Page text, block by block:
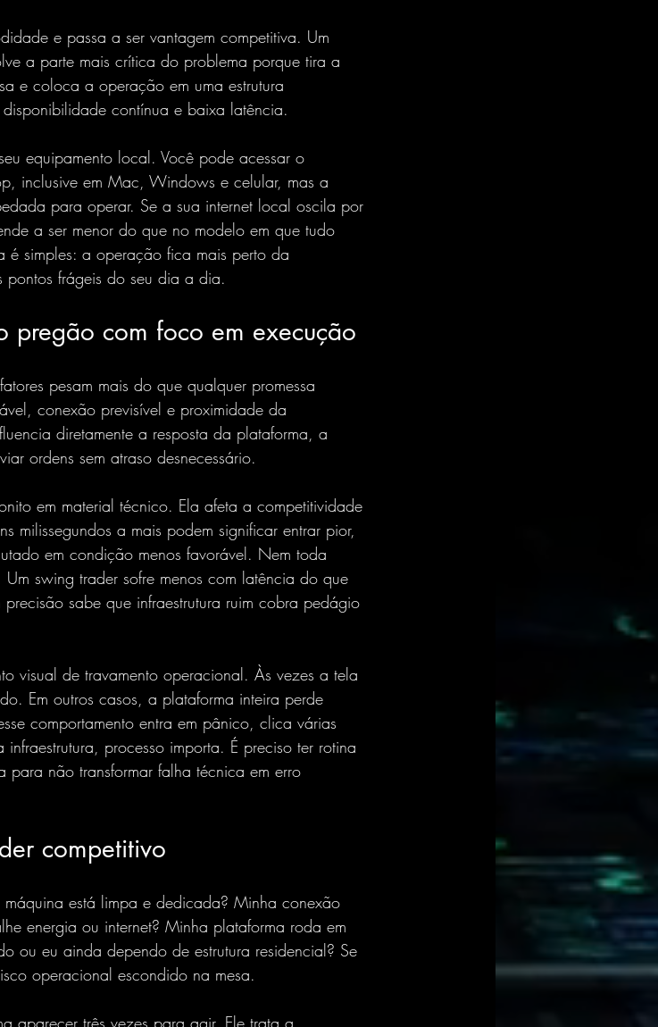
e passa a ser vantagem competitiva. Um
a parte mais crítica do problema porque tira a
e coloca a operação em uma estrutura
contínua e baixa latência.
equipamento local. Você pode acessar o
inclusive em Mac, Windows e celular, mas a
para operar. Se a sua internet local oscila por
a ser menor do que no modelo em que tudo
simples: a operação fica mais perto da
pontos frágeis do seu dia a dia.
pregão com foco em execução
pesam mais do que qualquer promessa
conexão previsível e proximidade da
diretamente a resposta da plataforma, a
ordens sem atraso desnecessário.
em material técnico. Ela afeta a competitividade
milissegundos a mais podem significar entrar pior,
em condição menos favorável. Nem toda
swing trader sofre menos com latência do que
sabe que infraestrutura ruim cobra pedágio
visual de travamento operacional. Às vezes a tela
Em outros casos, a plataforma inteira perde
comportamento entra em pânico, clica várias
processo importa. É preciso ter rotina
para não transformar falha técnica em erro
competitivo
está limpa e dedicada? Minha conexão
energia ou internet? Minha plataforma roda em
ou eu ainda dependo de estrutura residencial? Se
operacional escondido na mesa.
aparecer três vezes para agir. Ele trata a